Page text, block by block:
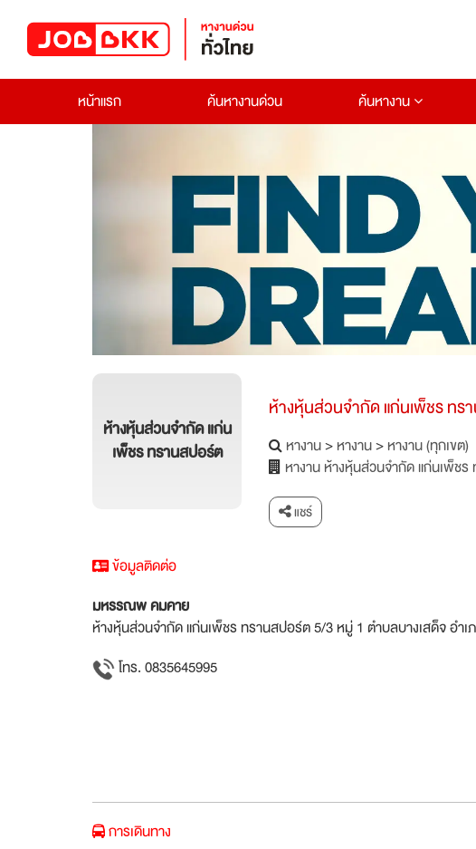
หน้าแรก
ค้นหางานด่วน ค้นหางาน
ห้างหุ้นส่วนจำกัด แก่น
เพ็ชร ทรานสปอร์ต
ห้างหุ้นส่วนจำกัด แก่นเพ็ชร ทร
หางาน>หางาน>หางาน (ทุกเขต)
หางาน ห้างหุ้นส่วนจำกัด แก่นเพ็ช
แชร์
ข้อมูลติดต่อ
มหรรณพ คมคาย
ห้างหุ้นส่วนจำกัด แก่นเพ็ชร ทรานสปอร์ต 5/3 หมู่ 1 ตำบลบางเสด็จ อำเ
โทร. 0835645995
การเดินทาง